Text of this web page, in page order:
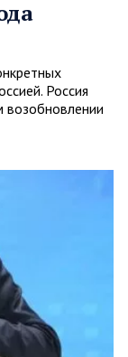
Россия
возобновлении